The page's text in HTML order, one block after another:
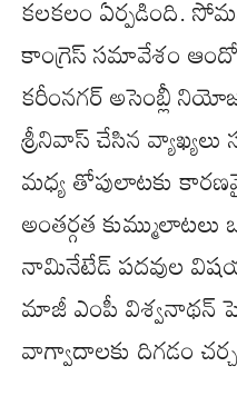
కలకలం ఏర్పడింది.
కాంగ్రెస్ సమావేశం
కరీంనగర్‌ అసెంబ్లీ
శ్రీనివాస్‌ చేసిన
మధ్య తోపులాటకు
అంతర్గత
నామినేటేడ్ పదవుల
మాజీ ఎంపీ విశ్వనాథన్‌
వాగ్వాదాలకు దిగడం